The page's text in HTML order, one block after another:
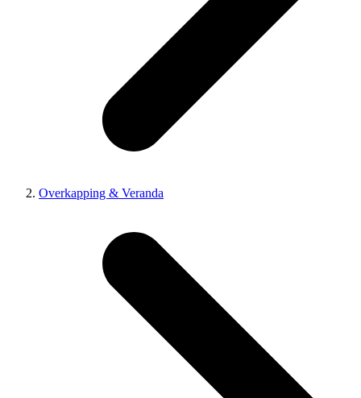
Overkapping & Veranda